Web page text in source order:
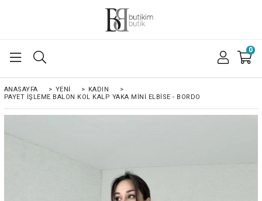
0
ANASAYFA > YENİ > KADIN
>
PAYET İŞLEME BALON KOL KALP YAKA MINI ELBISE - BORDO